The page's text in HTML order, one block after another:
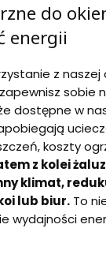
do
energii
z naszej
sobie
dostępne w
koszty
z kolei
klimat,
lub biur. To
wydajności